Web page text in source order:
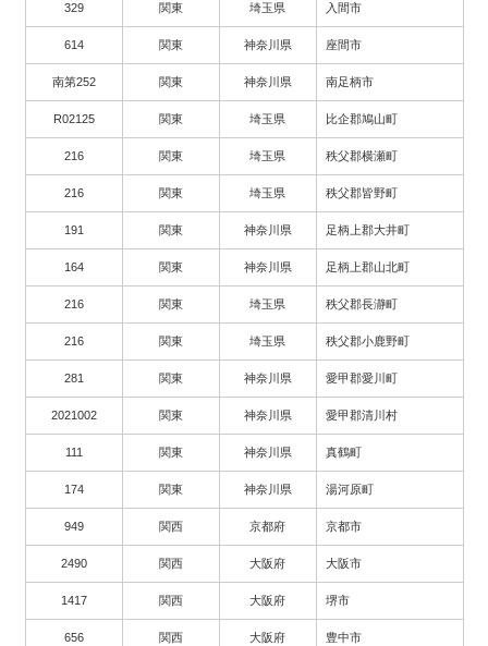
329 関東 埼玉県 入間市
614 関東 神奈川県 座間市
南第252 関東 神奈川県 南足柄市
R02125 関東 埼玉県 比企郡鳩山町
216 関東 埼玉県 秩父郡横瀬町
216 関東 埼玉県 秩父郡皆野町
191 関東 神奈川県 足柄上郡大井町
164 関東 神奈川県 足柄上郡山北町
216 関東 埼玉県 秩父郡長瀞町
216 関東 埼玉県 秩父郡小鹿野町
281 関東 神奈川県 愛甲郡愛川町
2021002 関東 神奈川県 愛甲郡清川村
111 関東 神奈川県 真鶴町
174 関東 神奈川県 湯河原町
949 関西 京都府 京都市
2490 関西 大阪府 大阪市
1417 関西 大阪府 堺市
656 関西 大阪府 豊中市